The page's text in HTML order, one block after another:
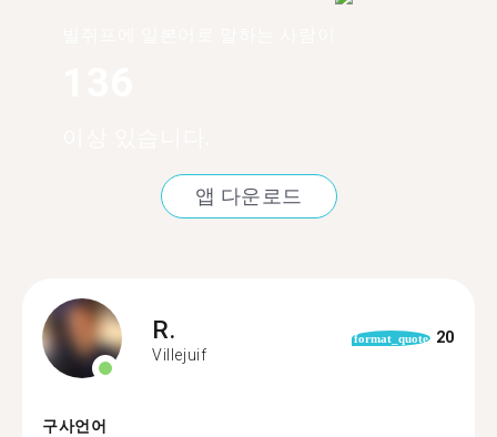
앱 다운로드
R.
Villejuif
format_quote 20
구사언어